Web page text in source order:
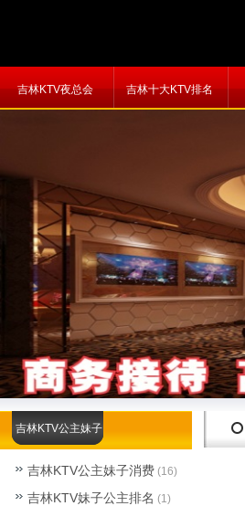
吉林KTV夜总会 吉林十大KTV排名
吉林KTV公主妹子
吉林KTV公主妹子消费 (16)
吉林KTV妹子公主排名 (1)